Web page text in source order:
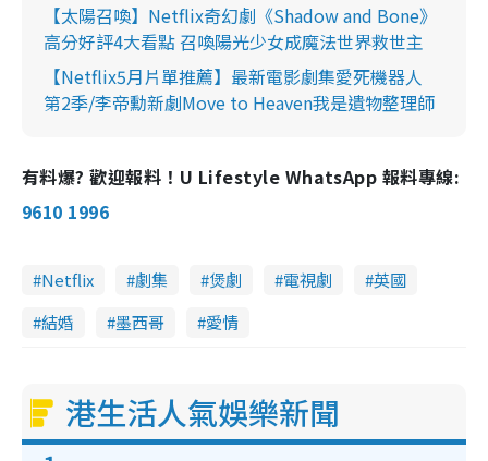
【太陽召喚】Netflix奇幻劇《Shadow and Bone》
高分好評4大看點 召喚陽光少女成魔法世界救世主
【Netflix5月片單推薦】最新電影劇集愛死機器人
第2季/李帝勳新劇Move to Heaven我是遺物整理師
有料爆? 歡迎報料！U Lifestyle WhatsApp 報料專線:
9610 1996
Netflix 劇集 煲劇 電視劇
英國
結婚
墨西哥 愛情
港生活人氣娛樂新聞